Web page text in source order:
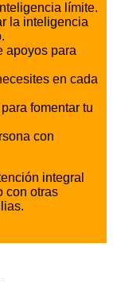
límite.
la inteligencia
apoyos para
en cada
fomentar tu
con
integral
con otras